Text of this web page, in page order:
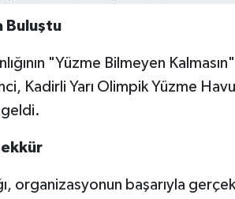
Buluştu
"Yüzme Bilmeyen
Kadirli Yarı Olimpik Yüzme
organizasyonun başarıyla